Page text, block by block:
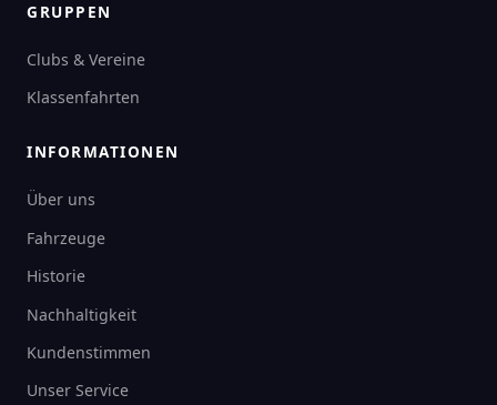
GRUPPEN
Clubs & Vereine
Klassenfahrten
INFORMATIONEN
Über uns
Fahrzeuge
Historie
Nachhaltigkeit
Kundenstimmen
Unser Service